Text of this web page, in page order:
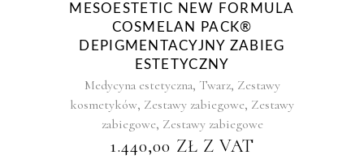
MESOESTETIC NEW FORMULA
COSMELAN PACK®
DEPIGMENTACYJNY ZABIEG
ESTETYCZNY
Medycyna estetyczna, Twarz, Zestawy
kosmetyków, Zestawy zabiegowe, Zestawy
zabiegowe, Zestawy zabiegowe
1.440,00 ZŁ Z VAT